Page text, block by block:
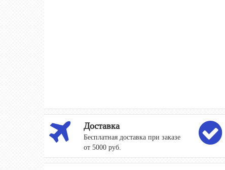
Доставка
Бесплатная доставка при заказе
от 5000 руб.